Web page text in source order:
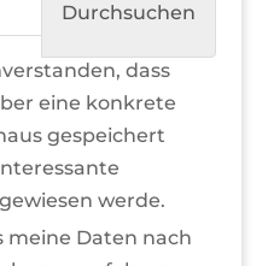
dass
eine konkrete
gespeichert
werde.
meine Daten nach